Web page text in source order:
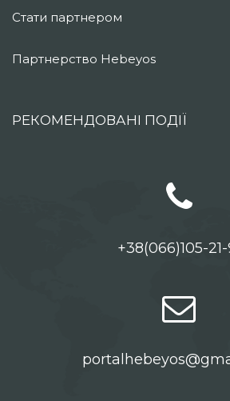
Стати партнером
Партнерство Hebeyos
РЕКОМЕНДОВАНІ ПОДІЇ
+38(066)105-21-